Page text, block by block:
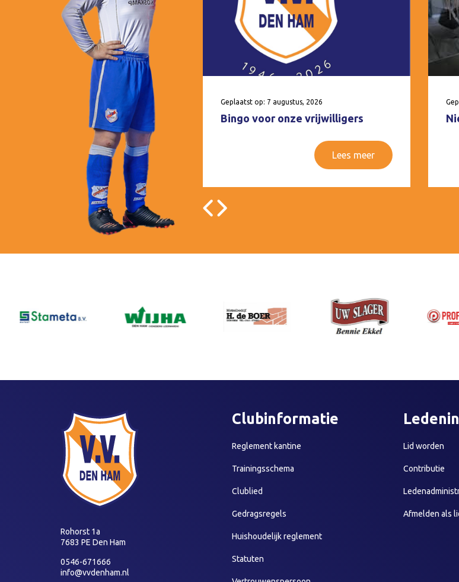
Geplaatst op: 7 augustus, 2026
Bingo voor onze vrijwilligers
Lees meer
Rohorst 1a
7683 PE Den Ham
0546-671666
info@vvdenham.nl
Clubinformatie
Reglement kantine
Trainingsschema
Clublied
Gedragsregels
Huishoudelijk reglement
Statuten
Lid worden
Contributie
Afmelden als